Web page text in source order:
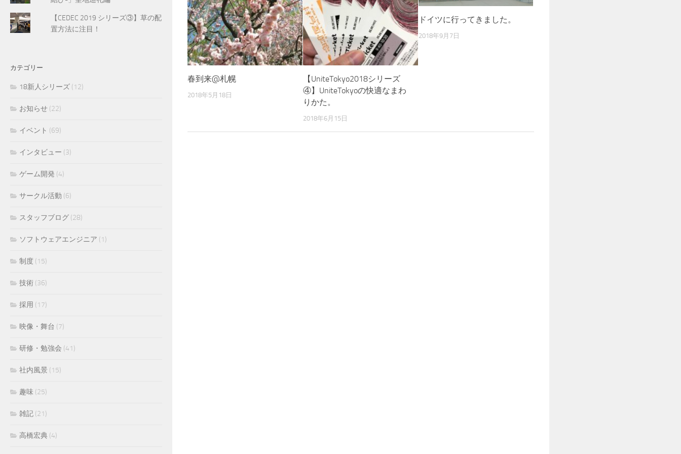
春到来@札幌
2018年5月18日
【UniteTokyo2018シリーズ
④】UniteTokyoの快適なまわ
りかた。
2018年6月15日
ドイツに行ってきました。
2018年9月7日
【CEDEC 2019 シリーズ③】草の配
置方法に注目！
カテゴリー
18新人シリーズ (12)
お知らせ (22)
イベント (69)
インタビュー (3)
ゲーム開発 (4)
サークル活動 (6)
スタッフブログ (28)
ソフトウェアエンジニア (1)
制度 (15)
技術 (36)
採用 (17)
映像・舞台 (7)
研修・勉強会 (41)
社内風景 (15)
趣味 (25)
雑記 (21)
高橋宏典 (4)